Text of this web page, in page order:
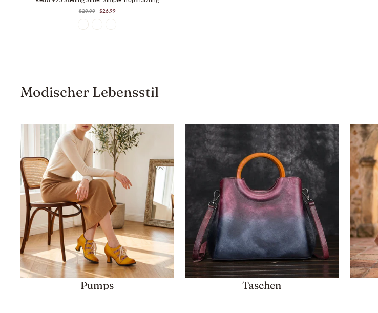
Regulärer
Preis
$29.99 Verkaufspreis
$26.99
Modischer Lebensstil
Pumps Taschen